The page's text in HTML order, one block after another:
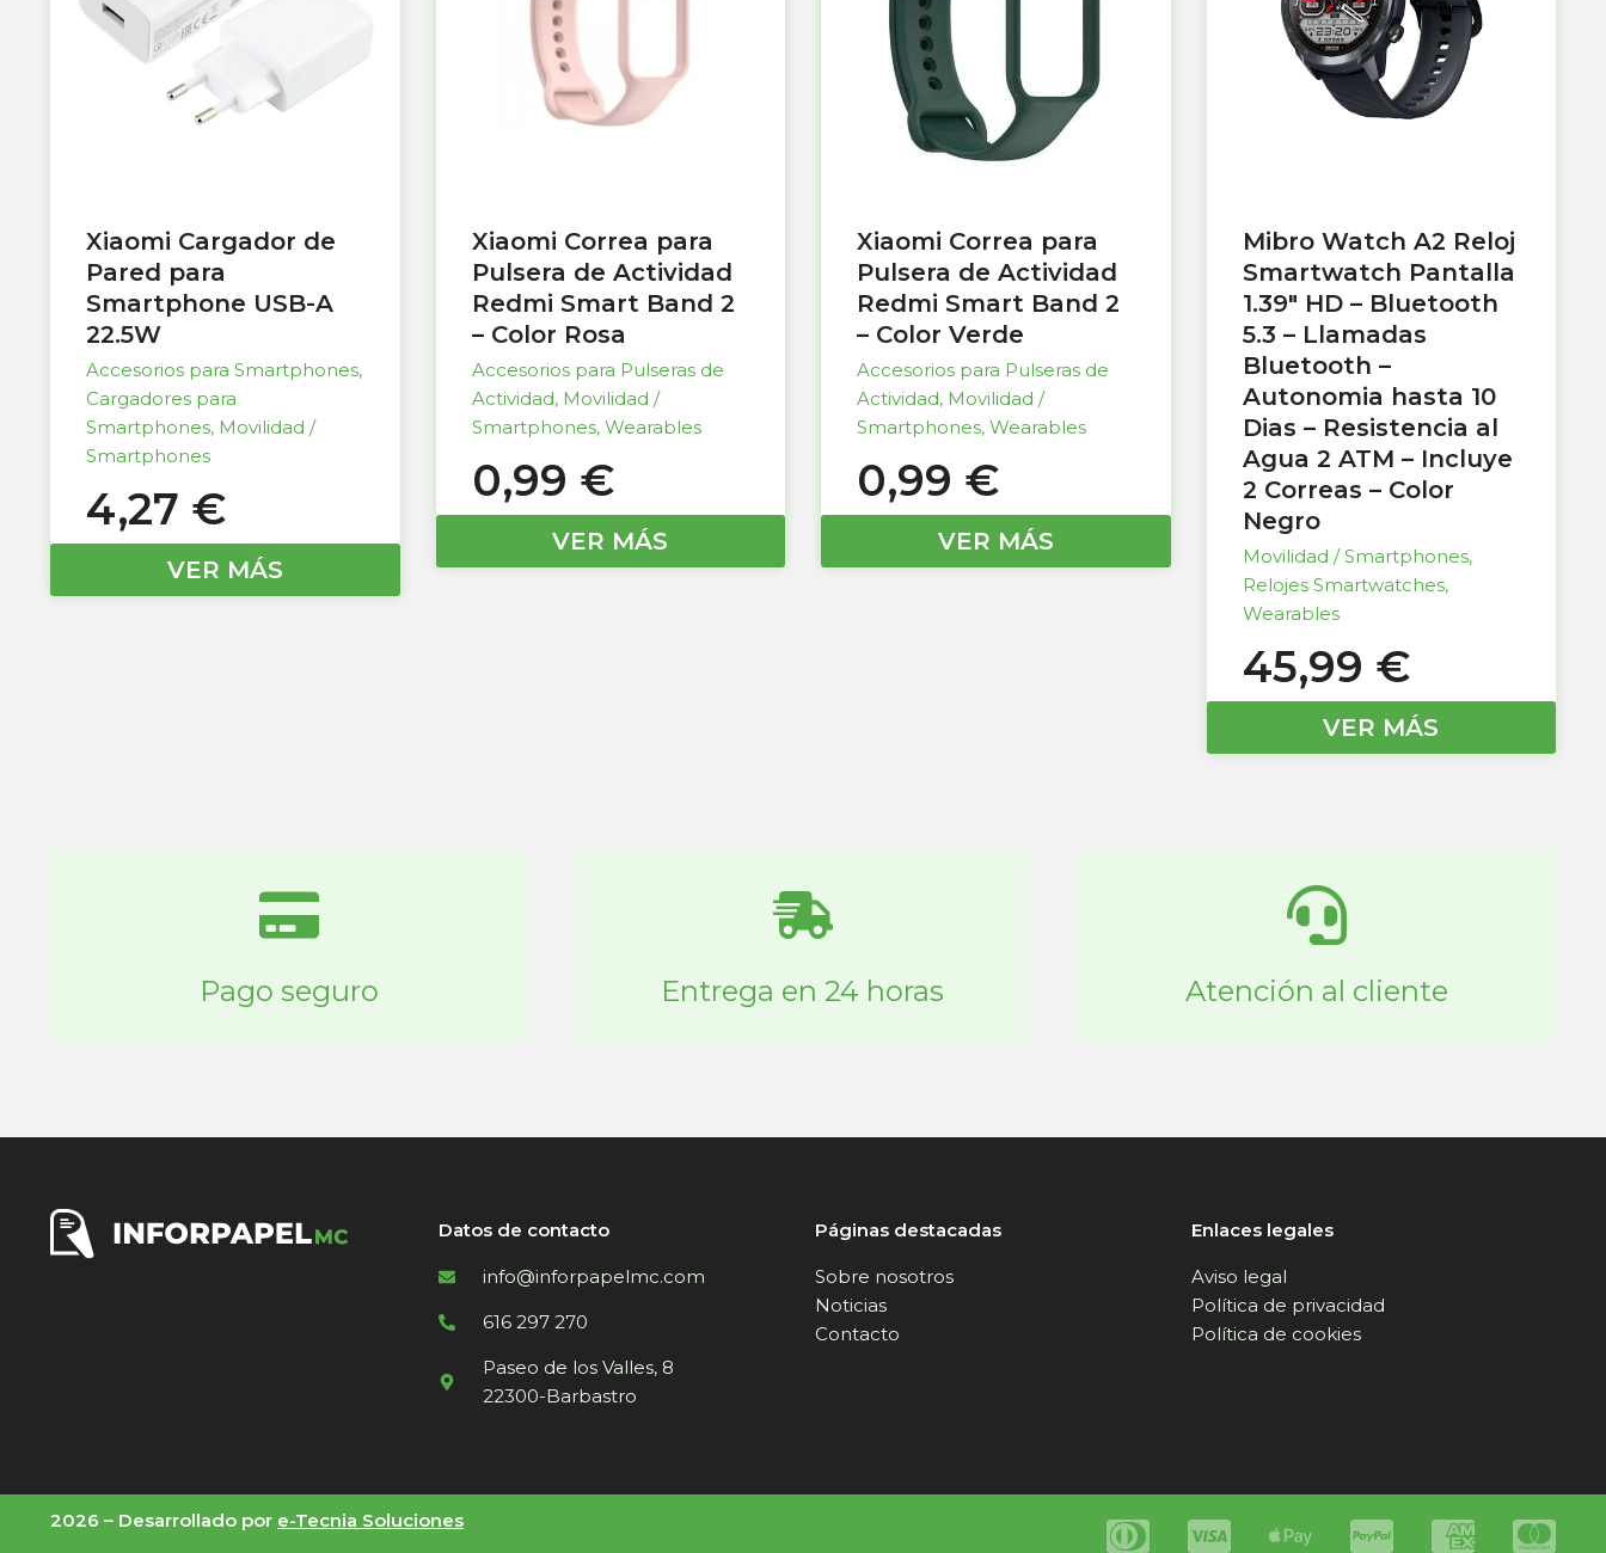
Xiaomi Cargador de
Pared para
Smartphone USB-A
22.5W
Accesorios para Smartphones,
Cargadores para
Smartphones, Movilidad /
Smartphones
4,27 €
VER MÁS
Xiaomi Correa para
Pulsera de Actividad
Redmi Smart Band 2
– Color Rosa
Accesorios para Pulseras de
Actividad, Movilidad /
Smartphones, Wearables
0,99 €
VER MÁS
Xiaomi Correa para
Pulsera de Actividad
Redmi Smart Band 2
– Color Verde
Accesorios para Pulseras de
Actividad, Movilidad /
Smartphones, Wearables
0,99 €
VER MÁS
Mibro Watch A2 Reloj
Smartwatch Pantalla
1.39″ HD – Bluetooth
5.3 – Llamadas
Bluetooth –
Autonomia hasta 10
Dias – Resistencia al
Agua 2 ATM – Incluye
2 Correas – Color
Negro
Movilidad / Smartphones,
Relojes Smartwatches,
Wearables
45,99 €
VER MÁS
Pago seguro Entrega en 24 horas Atención al cliente
Datos de contacto
info@inforpapelmc.com
616 297 270
Paseo de los Valles, 8
22300-Barbastro
Páginas destacadas
Sobre nosotros
Noticias
Contacto
Enlaces legales
Aviso legal
Política de privacidad
Política de cookies
2026 – Desarrollado por e-Tecnia Soluciones